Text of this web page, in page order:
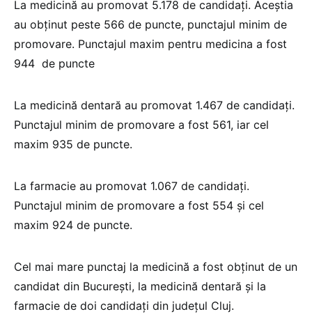
La medicină au promovat 5.178 de candidați. Aceștia
au obținut peste 566 de puncte, punctajul minim de
promovare. Punctajul maxim pentru medicina a fost
944 de puncte
La medicină dentară au promovat 1.467 de candidați.
Punctajul minim de promovare a fost 561, iar cel
maxim 935 de puncte.
La farmacie au promovat 1.067 de candidați.
Punctajul minim de promovare a fost 554 și cel
maxim 924 de puncte.
Cel mai mare punctaj la medicină a fost obţinut de un
candidat din București, la medicină dentară și la
farmacie de doi candidați din județul Cluj.